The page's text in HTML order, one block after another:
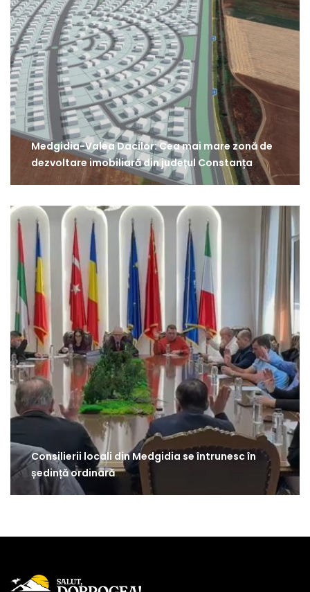
Medgidia-Valea Dacilor: Cea mai mare zonă de
dezvoltare imobiliară din județul Constanța
Consilierii locali din Medgidia se întrunesc în
ședință ordinară